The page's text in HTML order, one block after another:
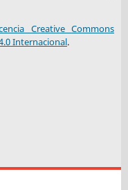
Creative Commons
Internacional.